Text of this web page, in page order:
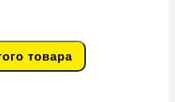
товара